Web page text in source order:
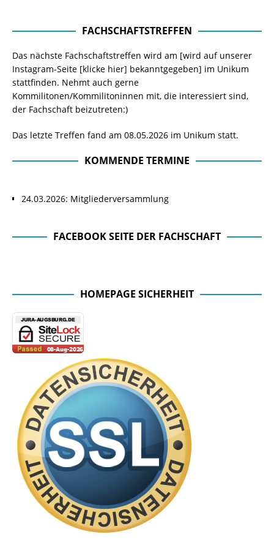
FACHSCHAFTSTREFFEN
Das nächste Fachschaftstreffen wird am [wird auf unserer
Instagram-Seite [klicke hier] bekanntgegeben] im Unikum
stattfinden. Nehmt auch gerne
Kommilitonen/Kommilitoninnen mit, die interessiert sind,
der Fachschaft beizutreten:)
Das letzte Treffen fand am 08.05.2026 im Unikum statt.
KOMMENDE TERMINE
24.03.2026: Mitgliederversammlung
FACEBOOK SEITE DER FACHSCHAFT
HOMEPAGE SICHERHEIT